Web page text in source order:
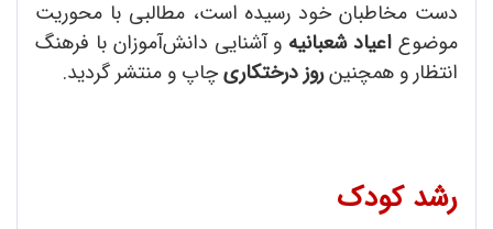
دست مخاطبان خود رسیده است، مطالبی با محوریت
موضوع اعیاد شعبانیه و آشنایی دانش‌آموزان با فرهنگ
انتظار و همچنینروز درختکاریچاپ و منتشر گردید.
رشد کودک